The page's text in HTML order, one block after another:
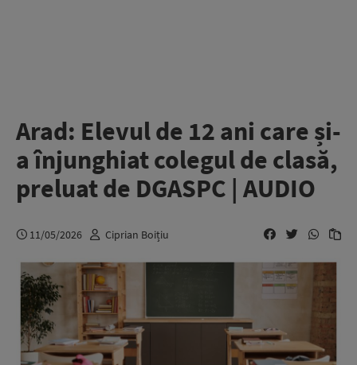
Arad: Elevul de 12 ani care și-
a înjunghiat colegul de clasă,
preluat de DGASPC | AUDIO
11/05/2026 Ciprian Boițiu